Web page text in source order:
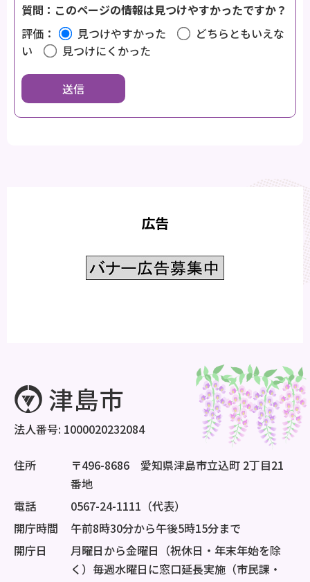
質問：このページの情報は見つけやすかったですか？
評価：
見つけやすかった
どちらともいえな
い
見つけにくかった
広告
法人番号: 1000020232084
住所
〒496-8686 愛知県津島市立込町 2丁目21
番地
電話
0567-24-1111（代表）
開庁時間
午前8時30分から午後5時15分まで
開庁日
月曜日から金曜日（祝休日・年末年始を除
く）毎週水曜日に窓口延長実施（市民課・